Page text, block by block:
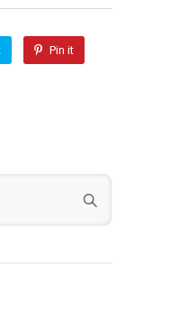
Pin it